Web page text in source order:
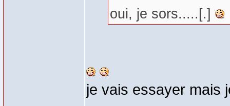
oui, je sors.....[.]
je vais essayer mais